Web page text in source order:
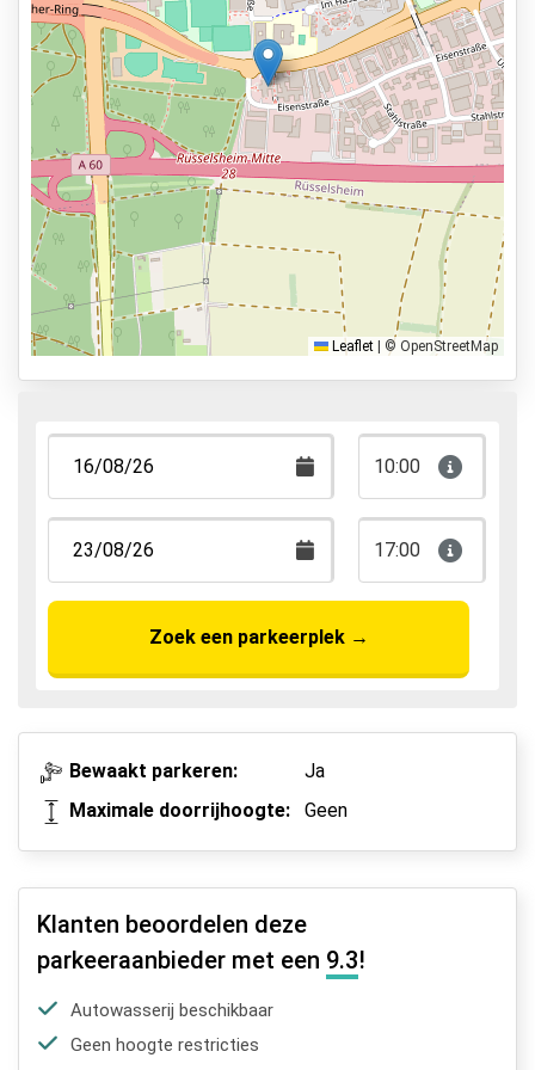
Services
24 uur per dag geopend
Vooraf reserveren
14,8km naar vertrekhal
Parkeervormen
Shuttle Parking
Valet Parking
Leaflet © OpenStreetMap
10:00
17:00
Zoek een parkeerplek→
Bewaakt parkeren:
Ja
Maximale doorrijhoogte:
Geen
Klanten beoordelen deze
parkeeraanbieder met een 9.3!
Autowasserij beschikbaar
Geen hoogte restricties